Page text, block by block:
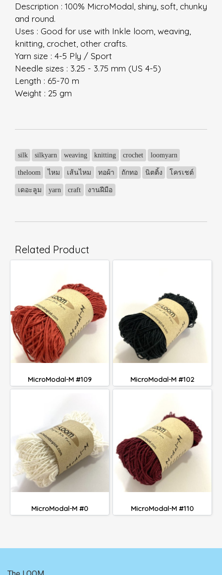
Description : 100% MicroModal, shiny, soft, chunky
and round.
Uses : Good for use with Inkle loom, weaving,
knitting, crochet, other crafts.
Yarn size : 4-5 Ply / Sport
Needle sizes : 3.25 - 3.75 mm (US 4-5)
Length : 65-70 m
Weight : 25 gm
silk silkyarn weaving knitting crochet loomyarn
theloom ไหม เส้นไหม ทอผ้า ถักทอ นิตติ้ง โครเชต์
เดอะลูม yarn craft งานฝีมือ
Related Product
MicroModal-M #109 MicroModal-M #102
MicroModal-M #0 MicroModal-M #110